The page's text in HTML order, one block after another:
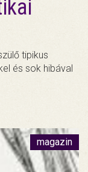
tipikus
és sok hibával
magazin